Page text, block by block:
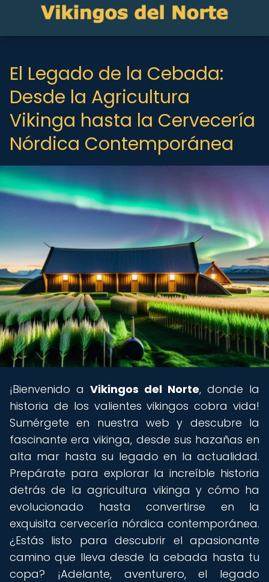
El Legado de la Cebada:
Desde la Agricultura
Vikinga hasta la Cervecería
Nórdica Contemporánea
¡Bienvenido a Vikingos del Norte, donde la
historia de los valientes vikingos cobra vida!
Sumérgete en nuestra web y descubre la
fascinante era vikinga, desde sus hazañas en
alta mar hasta su legado en la actualidad.
Prepárate para explorar la increíble historia
detrás de la agricultura vikinga y cómo ha
evolucionado hasta convertirse en la
exquisita cervecería nórdica contemporánea.
¿Estás listo para descubrir el apasionante
camino que lleva desde la cebada hasta tu
copa? ¡Adelante, aventurero, el legado